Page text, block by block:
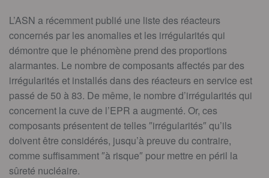
L’ASN a récemment publié une liste des réacteurs
concernés par les anomalies et les irrégularités qui
démontre que le phénomène prend des proportions
alarmantes. Le nombre de composants affectés par des
irrégularités et installés dans des réacteurs en service est
passé de 50 à 83. De même, le nombre d’irrégularités qui
concernent la cuve de l’EPR a augmenté. Or, ces
composants présentent de telles ″irrégularités″ qu’ils
doivent être considérés, jusqu’à preuve du contraire,
comme suffisamment ″à risque″ pour mettre en péril la
sûreté nucléaire.